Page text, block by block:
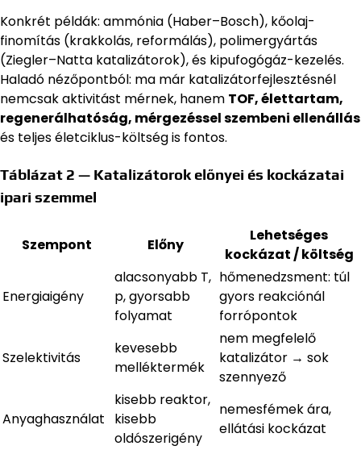
Konkrét példák: ammónia (Haber–Bosch), kőolaj-
finomítás (krakkolás, reformálás), polimergyártás
(Ziegler–Natta katalizátorok), és kipufogógáz-kezelés.
Haladó nézőpontból: ma már katalizátorfejlesztésnél
nemcsak aktivitást mérnek, hanem TOF, élettartam,
regenerálhatóság, mérgezéssel szembeni ellenállás
és teljes életciklus-költség is fontos.
Táblázat 2 — Katalizátorok előnyei és kockázatai
ipari szemmel
Szempont Előny
Lehetséges
kockázat / költség
Energiaigény
alacsonyabb T,
p, gyorsabb
folyamat
hőmenedzsment: túl
gyors reakciónál
forrópontok
Szelektivitás
kevesebb
melléktermék
nem megfelelő
katalizátor → sok
szennyező
Anyaghasználat
kisebb reaktor,
kisebb
oldószerigény
nemesfémek ára,
ellátási kockázat